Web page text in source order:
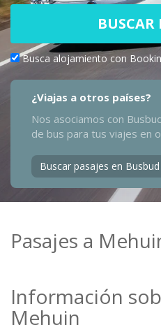
BUSCAR
Busca alojamiento con
¿Viajas a otros países?
Nos asociamos con
de bus para tus viajes en
Buscar pasajes en Busbud
Pasajes a
Información
Mehuin